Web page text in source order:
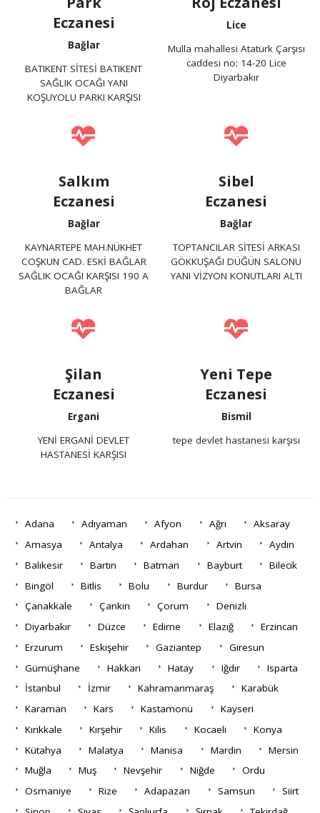
Eczanesi
Bağlar
BATIKENT SİTESİ BATIKENT
SAĞLIK OCAĞI YANI
KOŞUYOLU PARKI KARŞISI
Lice
Mulla mahallesi Atatürk Çarşısı
caddesi no: 14-20 Lice
Diyarbakır
Salkım
Eczanesi
Bağlar
KAYNARTEPE MAH.NÜKHET
COŞKUN CAD. ESKİ BAĞLAR
SAĞLIK OCAĞI KARŞISI 190 A
BAĞLAR
Sibel
Eczanesi
Bağlar
TOPTANCILAR SİTESİ ARKASI
GÖKKUŞAĞI DÜĞÜN SALONU
YANI VİZYON KONUTLARI ALTI
Şilan
Eczanesi
Ergani
YENİ ERGANİ DEVLET
HASTANESİ KARŞISI
Yeni Tepe
Eczanesi
Bismil
tepe devlet hastanesi karşısı
Adana Adıyaman Afyon Ağrı
Aksaray
Amasya
Antalya Ardahan Artvin
Aydın
Balıkesir
Bartın Batman Bayburt
Bilecik
Bingöl
Bitlis Bolu Burdur
Bursa
Çanakkale
Çankırı Çorum
Denizli
Diyarbakır
Düzce Edirne Elazığ
Erzincan
Erzurum
Eskişehir Gaziantep
Giresun
Gümüşhane
Hakkari Hatay Iğdır
Isparta
İstanbul
İzmir Kahramanmaraş
Karabük
Karaman
Kars Kastamonu
Kayseri
Kırıkkale
Kırşehir Kilis Kocaeli
Konya
Kütahya
Malatya Manisa Mardin
Mersin
Muğla
Muş Nevşehir Niğde
Ordu
Osmaniye
Rize Adapazarı Samsun
Siirt